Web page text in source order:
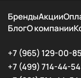
БрендыАкции
БлогО компании
+7 (965) 129-00-85
+7 (499) 714-44-54